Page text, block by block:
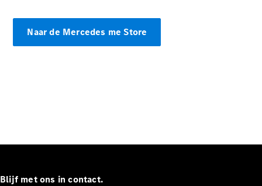
Terreinwagen
Elektrisch
G-Klasse
Naar de Mercedes me Store
Blijf met ons in contact.